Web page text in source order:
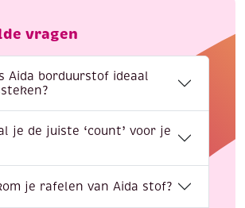
vragen
Aida borduurstof ideaal
je de juiste ‘count’ voor je
je rafelen van Aida stof?